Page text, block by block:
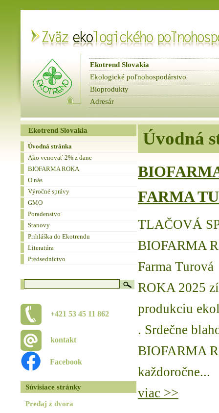
Ekotrend Slovakia
Ekologické poľnohospodárstvo
Bioprodukty
Adresár
Spravodaje
Ekotrend Slovakia
Úvodná stránka
Ako venovať 2% z dane
BIOFARMA ROKA
O nás
Výročné správy
GMO
Poradenstvo
Stanovy
Prihláška do Ekotrendu
Literatúra
Predsedníctvo
+421 53 45 11 862
kontakt
Facebook
Súvisiace stránky
Predaj z dvora
Úvodná
FARMA
TLAČOVÁ
BIOFARMA
Farma
ROKA 2025
produkciu
. Srdečne
BIOFARMA
každoročne...
viac >>